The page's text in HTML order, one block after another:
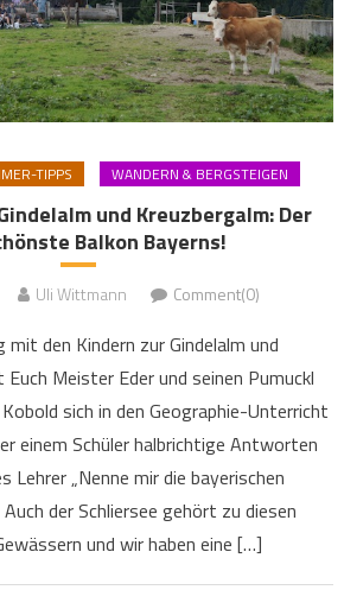
TIPPS WANDERN & BERGSTEIGEN
und Kreuzbergalm: Der
Balkon Bayerns!
Uli Wittmann Comment(0)
mit den Kindern zur Gindelalm und
Meister Eder und seinen Pumuckl
sich in den Geographie-Unterricht
einem Schüler halbrichtige Antworten
Lehrer „Nenne mir die bayerischen
Auch der Schliersee gehört zu diesen
und wir haben eine […]